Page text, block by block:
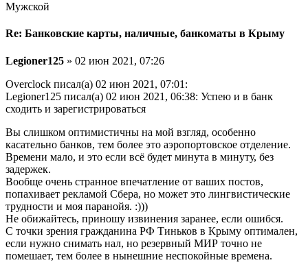
Мужской
Re: Банковские карты, наличные, банкоматы в Крыму
Legioner125 » 02 июн 2021, 07:26
Overclock писал(а) 02 июн 2021, 07:01:
Legioner125 писал(а) 02 июн 2021, 06:38: Успею и в банк
сходить и зарегистрироваться
Вы слишком оптимистичны на мой взгляд, особенно
касательно банков, тем более это аэропортовское отделение.
Времени мало, и это если всё будет минута в минуту, без
задержек.
Вообще очень странное впечатление от ваших постов,
попахивает рекламой Сбера, но может это лингвистические
трудности и моя паранойя. :)))
Не обижайтесь, приношу извинения заранее, если ошибся.
С точки зрения гражданина РФ Тиньков в Крыму оптимален,
если нужно снимать нал, но резервный МИР точно не
помешает, тем более в нынешние неспокойные времена.